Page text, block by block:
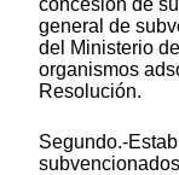
general de
del Ministerio
organismos
Resolución.
Segundo.-